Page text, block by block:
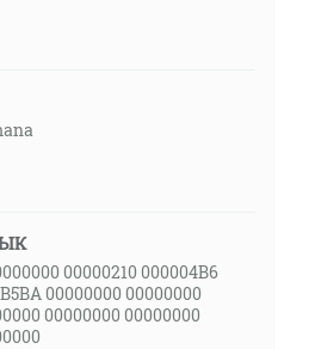
00000210 000004B6
00000000 00000000
00000000 00000000